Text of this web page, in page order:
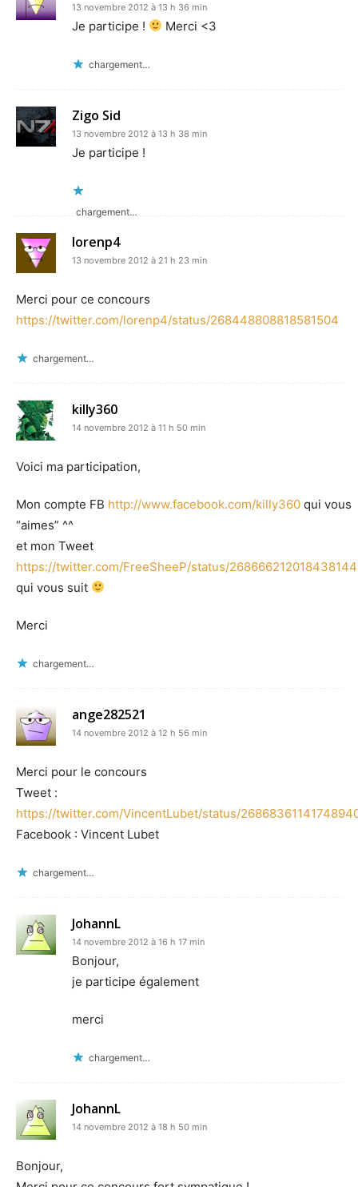
13 novembre 2012 à 13 h 36 min
Je participe ! Merci <3
chargement…
Zigo Sid
13 novembre 2012 à 13 h 38 min
Je participe !
chargement…
lorenp4
13 novembre 2012 à 21 h 23 min
Merci pour ce concours
https://twitter.com/lorenp4/status/268448808818581504
chargement…
killy360
14 novembre 2012 à 11 h 50 min
Voici ma participation,
Mon compte FB http://www.facebook.com/killy360 qui vous
“aimes” ^^
et mon Tweet
https://twitter.com/FreeSheeP/status/268666212018438144
qui vous suit
Merci
chargement…
ange282521
14 novembre 2012 à 12 h 56 min
Merci pour le concours
Tweet :
https://twitter.com/VincentLubet/status/
Facebook : Vincent Lubet
chargement…
JohannL
14 novembre 2012 à 16 h 17 min
Bonjour,
je participe également
merci
chargement…
JohannL
14 novembre 2012 à 18 h 50 min
Bonjour,